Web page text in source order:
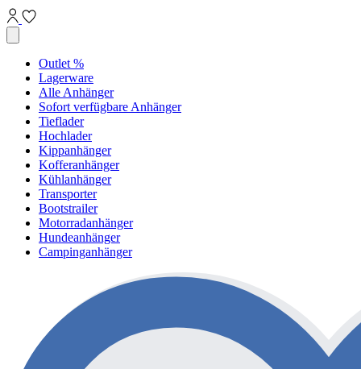
Outlet %
Lagerware
Alle Anhänger
Sofort verfügbare Anhänger
Tieflader
Hochlader
Kippanhänger
Kofferanhänger
Kühlanhänger
Transporter
Bootstrailer
Motorradanhänger
Hundeanhänger
Campinganhänger